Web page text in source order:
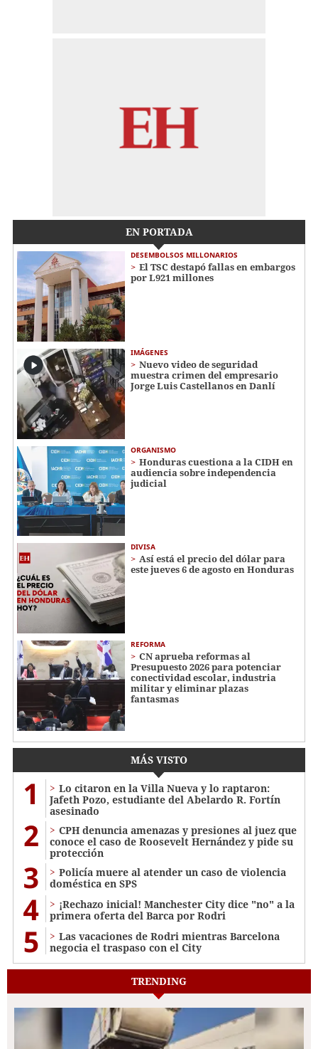
EN PORTADA
DESEMBOLSOS MILLONARIOS
El TSC destapó fallas en embargos
por L921 millones
IMÁGENES
Nuevo video de seguridad
muestra crimen del empresario
Jorge Luis Castellanos en Danlí
ORGANISMO
Honduras cuestiona a la CIDH en
audiencia sobre independencia
judicial
DIVISA
Así está el precio del dólar para
este jueves 6 de agosto en Honduras
REFORMA
CN aprueba reformas al
Presupuesto 2026 para potenciar
conectividad escolar, industria
militar y eliminar plazas
fantasmas
MÁS VISTO
1
Lo citaron en la Villa Nueva y lo raptaron:
Jafeth Pozo, estudiante del Abelardo R. Fortín
asesinado
2
CPH denuncia amenazas y presiones al juez que
conoce el caso de Roosevelt Hernández y pide su
protección
3
Policía muere al atender un caso de violencia
doméstica en SPS
4
¡Rechazo inicial! Manchester City dice "no" a la
primera oferta del Barca por Rodri
5
Las vacaciones de Rodri mientras Barcelona
negocia el traspaso con el City
TRENDING